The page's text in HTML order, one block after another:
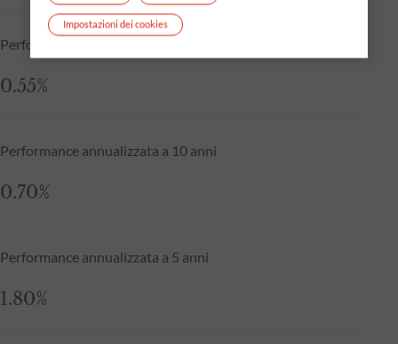
Performance annualizzata dal lancio
0.55%
Performance annualizzata a 10 anni
0.70%
Performance annualizzata a 5 anni
1.80%
Impostazioni dei cookies